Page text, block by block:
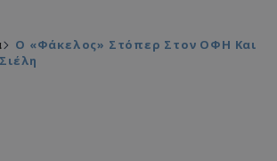
Ο «φάκελος» Στόπερ Στον ΟΦΗ Και